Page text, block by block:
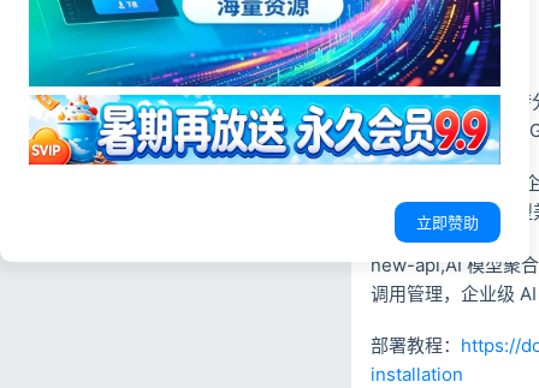
源码简介
AI模型聚合管理中转
OpenAI、Claude、
个人 AI 渠道分发
型管理平台，多模
new-api,AI 模型聚
调用管理，企业级
部署教程： https://
installation
立即赞助